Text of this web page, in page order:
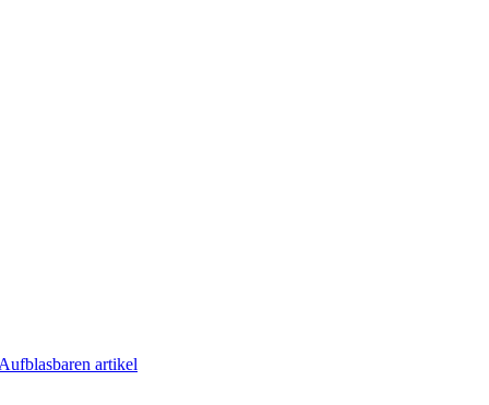
Aufblasbaren artikel